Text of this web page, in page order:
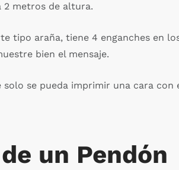
2 metros de altura.
tipo araña, tiene 4 enganches en
bien el mensaje.
se pueda imprimir una cara
un Pendón